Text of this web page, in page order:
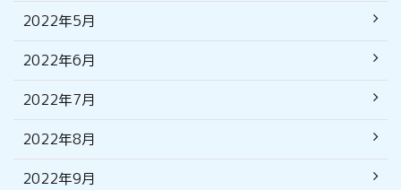
2022年5月
2022年6月
2022年7月
2022年8月
2022年9月